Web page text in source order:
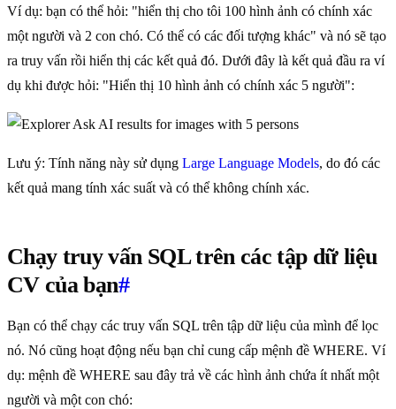
Ví dụ: bạn có thể hỏi: "hiển thị cho tôi 100 hình ảnh có chính xác
một người và 2 con chó. Có thể có các đối tượng khác" và nó sẽ tạo
ra truy vấn rồi hiển thị các kết quả đó. Dưới đây là kết quả đầu ra ví
dụ khi được hỏi: "Hiển thị 10 hình ảnh có chính xác 5 người":
Lưu ý: Tính năng này sử dụng Large Language Models, do đó các
kết quả mang tính xác suất và có thể không chính xác.
Chạy truy vấn SQL trên các tập dữ liệu
CV của bạn#
Bạn có thể chạy các truy vấn SQL trên tập dữ liệu của mình để lọc
nó. Nó cũng hoạt động nếu bạn chỉ cung cấp mệnh đề WHERE. Ví
dụ: mệnh đề WHERE sau đây trả về các hình ảnh chứa ít nhất một
người và một con chó: